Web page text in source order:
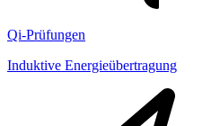
Qi-Prüfungen
Induktive Energieübertragung